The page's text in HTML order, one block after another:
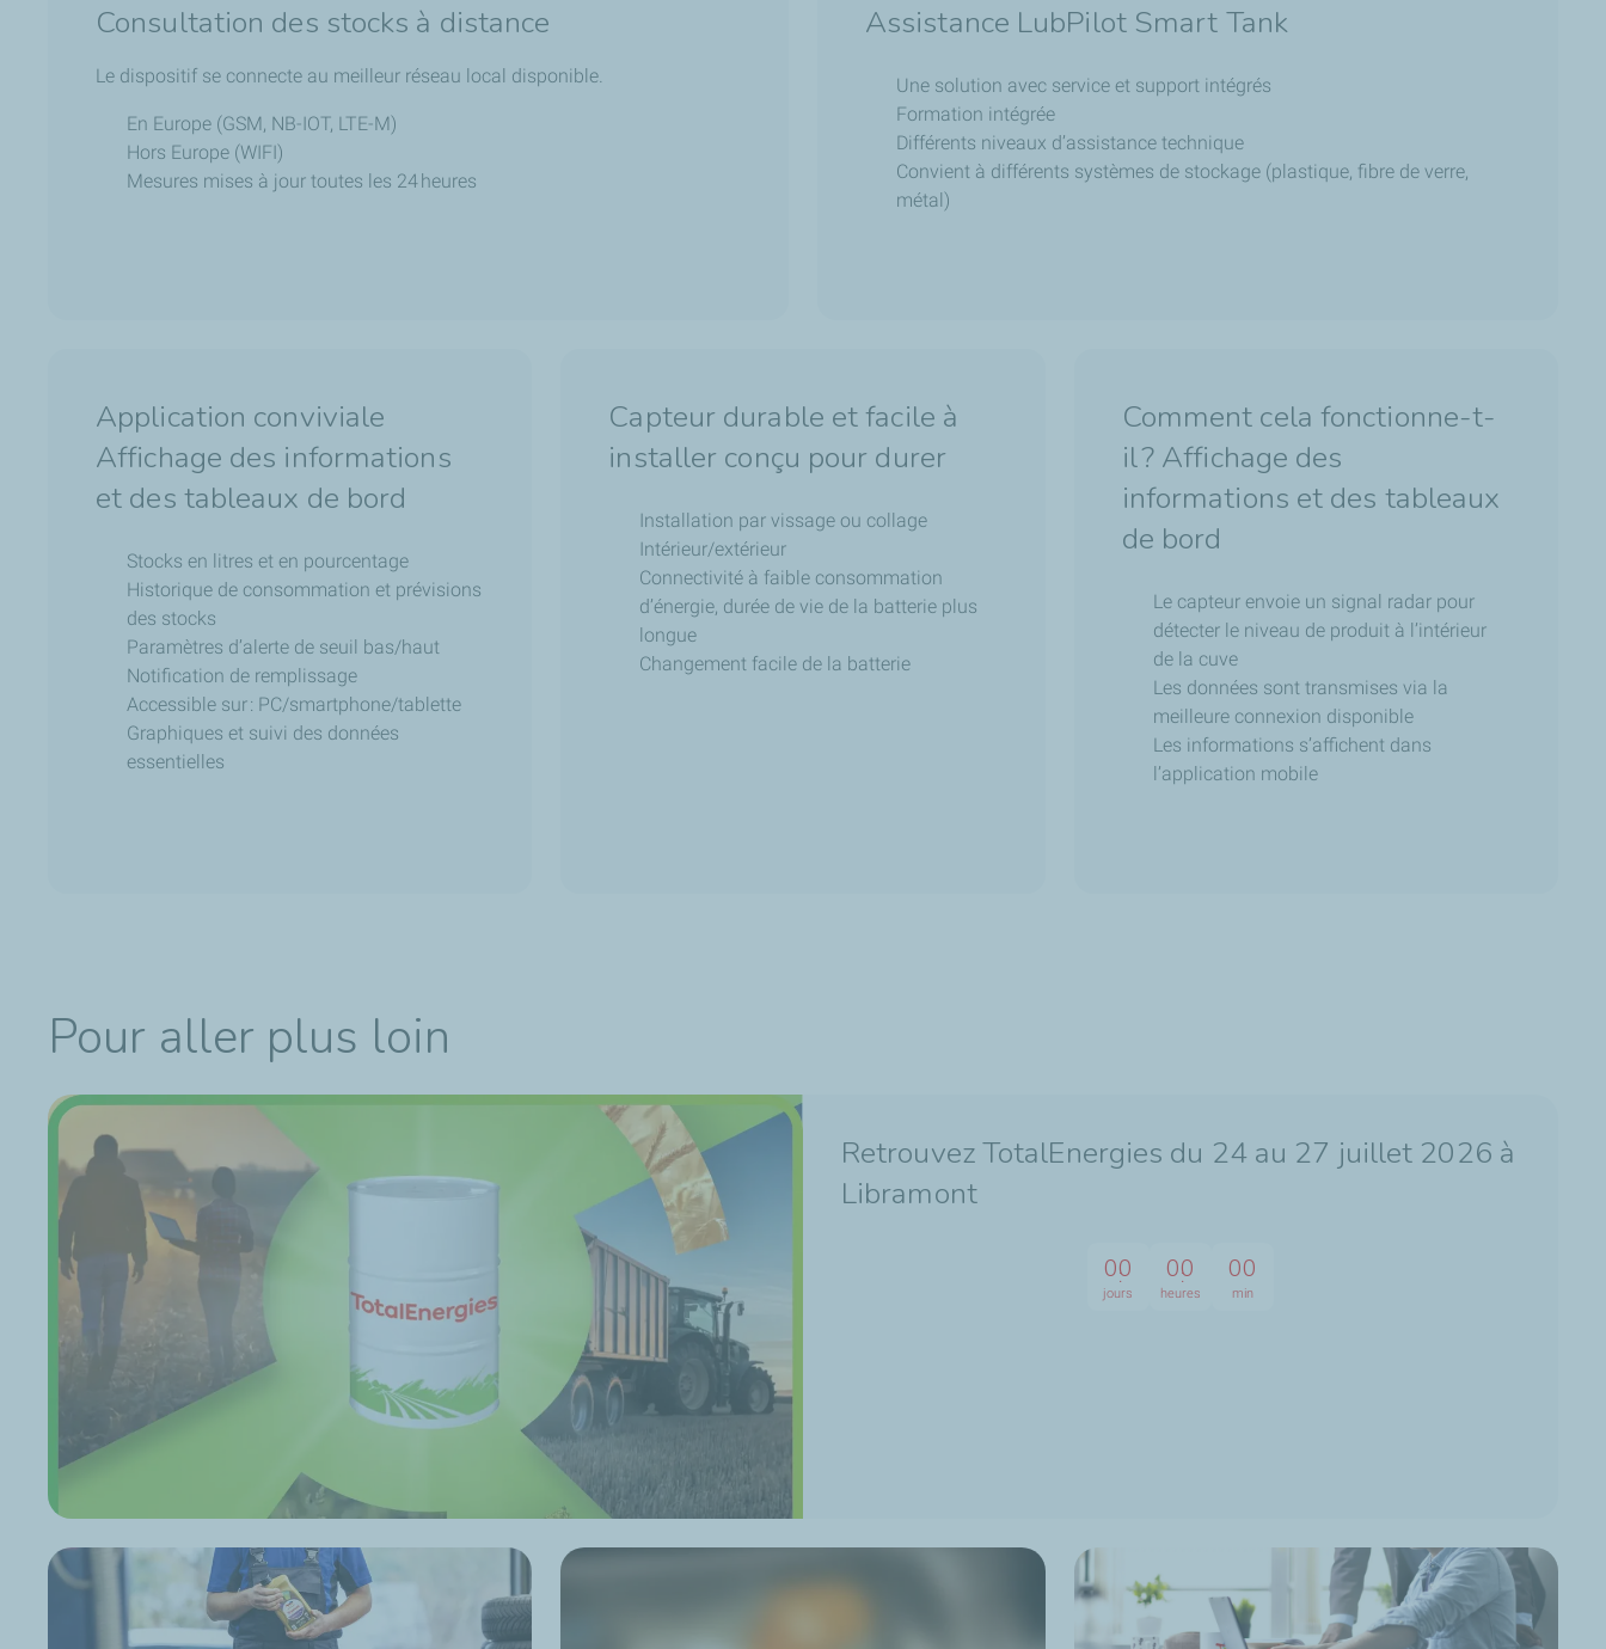
Consultation des stocks à distance
Le dispositif se connecte au meilleur réseau local disponible.
En Europe (GSM, NB-IOT, LTE-M)
Hors Europe (WIFI)
Mesures mises à jour toutes les 24 heures
Assistance LubPilot Smart Tank
Une solution avec service et support intégrés
Formation intégrée
Différents niveaux d’assistance technique
Convient à différents systèmes de stockage (plastique, fibre de verre,
métal)
Application conviviale
Affichage des informations
et des tableaux de bord
Stocks en litres et en pourcentage
Historique de consommation et prévisions
des stocks
Paramètres d’alerte de seuil bas/haut
Notification de remplissage
Accessible sur : PC/smartphone/tablette
Graphiques et suivi des données
essentielles
Capteur durable et facile à
installer conçu pour durer
Installation par vissage ou collage
Intérieur/extérieur
Connectivité à faible consommation
d’énergie, durée de vie de la batterie plus
longue
Changement facile de la batterie
Comment cela fonctionne-t-
il ? Affichage des
informations et des tableaux
de bord
Le capteur envoie un signal radar pour
détecter le niveau de produit à l’intérieur
de la cuve
Les données sont transmises via la
meilleure connexion disponible
Les informations s’affichent dans
l’application mobile
Pour aller plus loin
Retrouvez TotalEnergies du 24 au 27 juillet 2026 à
Libramont
00
jours
00
heures
00
min